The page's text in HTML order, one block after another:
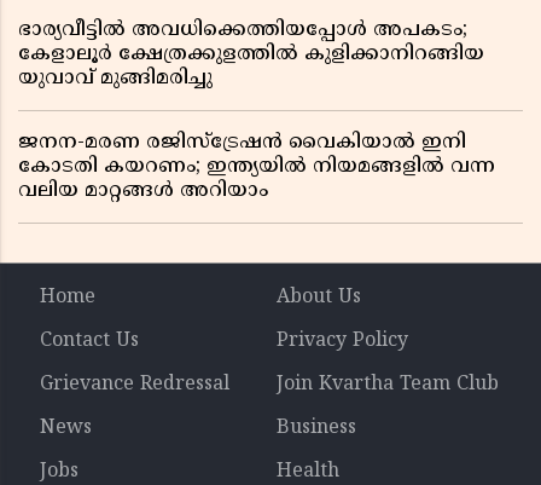
റിപ്പോർട്ട് പുറത്ത്
ഭാര്യവീട്ടിൽ അവധിക്കെത്തിയപ്പോൾ അപകടം;
കേളാലൂർ ക്ഷേത്രക്കുളത്തിൽ കുളിക്കാനിറങ്ങിയ
യുവാവ് മുങ്ങിമരിച്ചു
ജനന-മരണ രജിസ്ട്രേഷൻ വൈകിയാൽ ഇനി
കോടതി കയറണം; ഇന്ത്യയിൽ നിയമങ്ങളിൽ വന്ന
വലിയ മാറ്റങ്ങൾ അറിയാം
Home
About Us
Contact Us
Privacy Policy
Grievance Redressal
Join Kvartha Team Club
News
Business
Jobs
Health